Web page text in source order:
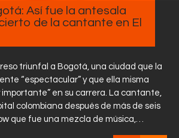
Así fue la antesala
de la cantante en El
triunfal a Bogotá, una ciudad que la
“espectacular” y que ella misma
importante” en su carrera. La cantante,
colombiana después de más de seis
que fue una mezcla de música,…